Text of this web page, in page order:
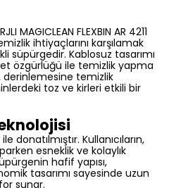
MAGICLEAN FLEXBIN AR 4211
ihtiyaçlarını karşılamak
süpürgedir. Kablosuz tasarımı
özgürlüğü ile temizlik yapma
derinlemesine temizlik
toz ve kirleri etkili bir
donatılmıştır. Kullanıcıların,
esneklik ve kolaylık
hafif yapısı,
tasarımı sayesinde uzun
sunar.